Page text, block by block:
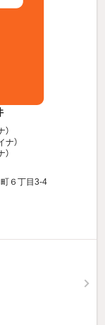
ナ）
６丁目3-4